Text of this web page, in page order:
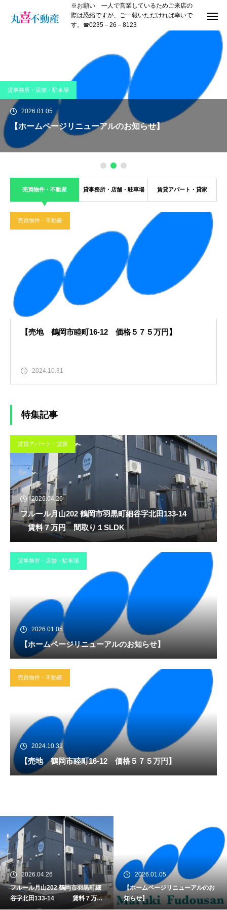
※お願い 一人で営業しているためご来店の
際は恐縮ですが、ご一報いただければ幸いで
す。☎0235－26－8123
貸事務所・店舗・駐車場
2026.01.05
【ホームページリニューアルのお知らせ】
売買物件・不動産 貸事務所・店舗・駐車場 賃貸アパート・貸家
売買物件・不動産
【売地 鶴岡市睦町16-12 価格５７５万円】
2024.10.31
特集記事
賃貸アパート・貸家
2026.04.26
フルール月山202 鶴岡市羽黒町細谷字北田133-14
賃料７万円 間取り１SLDK
貸事務所・店舗・駐車場
2026.01.05
【ホームページリニューアルのお知らせ】
売買物件・不動産
2024.10.31
【売地 鶴岡市睦町16-12 価格５７５万円】
2026.04.26
フルール月山202 鶴岡市羽黒町細
谷字北田133-14 賃料７万
2026.01.05
【ホームページリニューアルのお
知らせ】